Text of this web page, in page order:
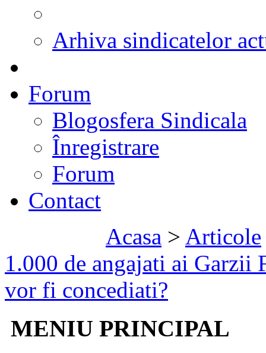
Arhiva sindicatelor
Forum
Blogosfera Sindicala
Înregistrare
Forum
Contact
Acasa > Articole
1.000 de angajati ai Garzii
vor fi concediati?
MENIU PRINCIPAL